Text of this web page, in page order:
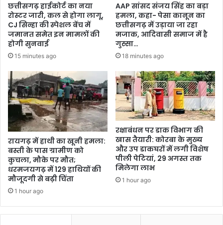
छत्तीसगढ़ हाईकोर्ट का नया
रोस्टर जारी, कल से होगा लागू,
CJ सिन्हा की स्पेशल बेंच में
जमानत समेत इन मामलों की
होगी सुनवाई
15 minutes ago
AAP सांसद संजय सिंह का बड़ा
हमला, कहा- पेसा कानून का
छत्तीसगढ़ में उड़ाया जा रहा
मजाक, आदिवासी समाज में है
गुस्सा…
18 minutes ago
रायगढ़ में हाथी का खूनी हमला:
बस्ती के पास ग्रामीण को
कुचला, मौके पर मौत;
धरमजयगढ़ में 129 हाथियों की
मौजूदगी से बढ़ी चिंता
1 hour ago
रक्षाबंधन पर डाक विभाग की
खास तैयारी: कोरबा के मुख्य
और उप डाकघरों में लगी विशेष
पीली पेटियां, 29 अगस्त तक
मिलेगा लाभ
1 hour ago